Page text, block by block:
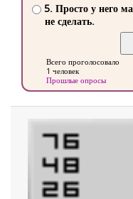
5. Просто у него
не сделать.
Всего проголосовало
1 человек
Прошлые опросы